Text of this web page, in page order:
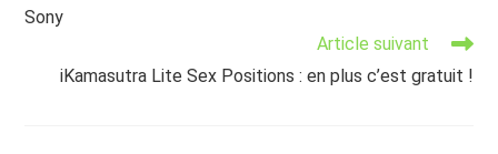
Sony
Article suivant
iKamasutra Lite Sex Positions : en plus c’est gratuit !